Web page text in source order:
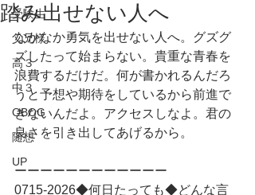
受験生
父兄様
高３
中３
OBOG
随想
UP
踏み出せない人へ
なかなか勇気を出せない人へ。グズグ
ズしたって始まらない。貴重な青春を
浪費するだけだ。何が書かれるんだろ
うと予想や期待をしているから前進で
きないんだよ。アクセスしなよ。君の
良さを引き出してあげるから。
ーーーーーーーーーーーー
0715-2026◆何日たっても◆どんな言